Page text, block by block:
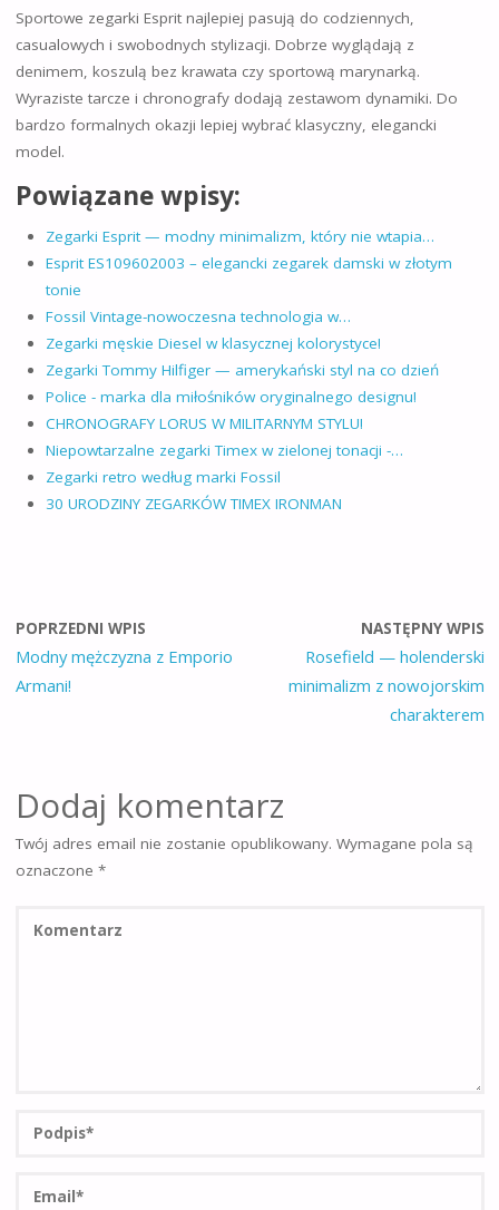
Sportowe zegarki Esprit najlepiej pasują do codziennych,
casualowych i swobodnych stylizacji. Dobrze wyglądają z
denimem, koszulą bez krawata czy sportową marynarką.
Wyraziste tarcze i chronografy dodają zestawom dynamiki. Do
bardzo formalnych okazji lepiej wybrać klasyczny, elegancki
model.
Powiązane wpisy:
Zegarki Esprit — modny minimalizm, który nie wtapia…
Esprit ES109602003 – elegancki zegarek damski w złotym
tonie
Fossil Vintage-nowoczesna technologia w…
Zegarki męskie Diesel w klasycznej kolorystyce!
Zegarki Tommy Hilfiger — amerykański styl na co dzień
Police - marka dla miłośników oryginalnego designu!
CHRONOGRAFY LORUS W MILITARNYM STYLU!
Niepowtarzalne zegarki Timex w zielonej tonacji -…
Zegarki retro według marki Fossil
30 URODZINY ZEGARKÓW TIMEX IRONMAN
POPRZEDNI WPIS
Modny mężczyzna z Emporio
Armani!
NASTĘPNY WPIS
Rosefield — holenderski
minimalizm z nowojorskim
charakterem
Dodaj komentarz
Twój adres email nie zostanie opublikowany. Wymagane pola są
oznaczone *